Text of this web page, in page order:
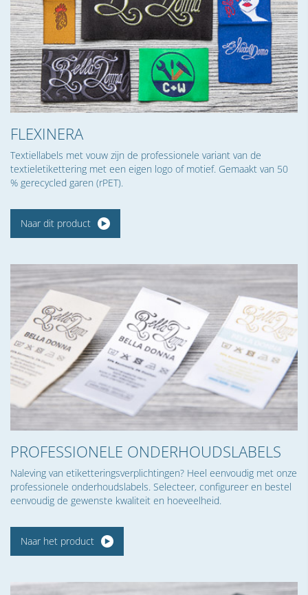
FLEXINERA
Textiellabels met vouw zijn de professionele variant van de
textieletikettering met een eigen logo of motief. Gemaakt van 50
% gerecycled garen (rPET).
Naar dit product
PROFESSIONELE ONDERHOUDSLABELS
Naleving van etiketteringsverplichtingen? Heel eenvoudig met onze
professionele onderhoudslabels. Selecteer, configureer en bestel
eenvoudig de gewenste kwaliteit en hoeveelheid.
Naar het product